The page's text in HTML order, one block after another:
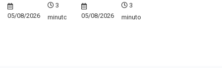
05/08/2026
3
minutos
05/08/2026
3
minutos